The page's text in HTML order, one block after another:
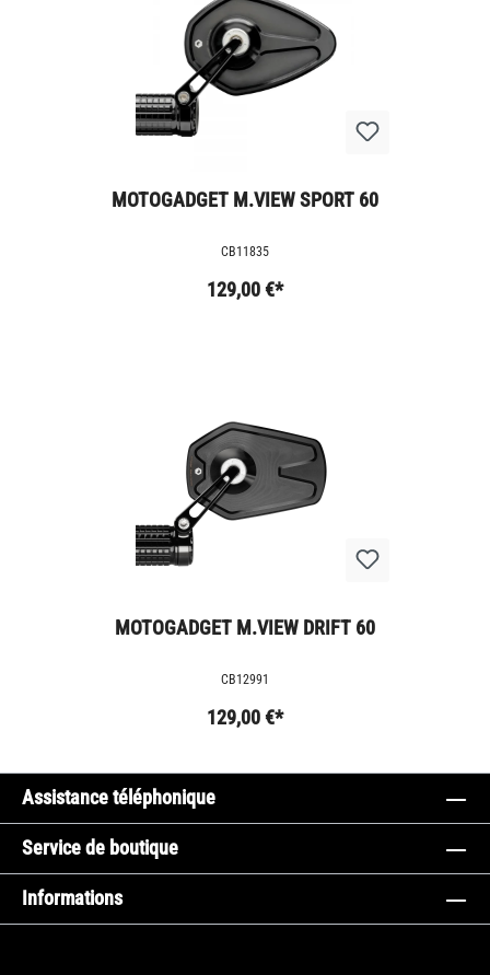
MOTOGADGET M.VIEW SPORT 60
CB11835
129,00 €*
MOTOGADGET M.VIEW DRIFT 60
CB12991
129,00 €*
Assistance téléphonique
Service de boutique
Informations